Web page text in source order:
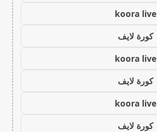
koora live
كورة لايف
koora live
كورة لايف
koora live
كورة لايف